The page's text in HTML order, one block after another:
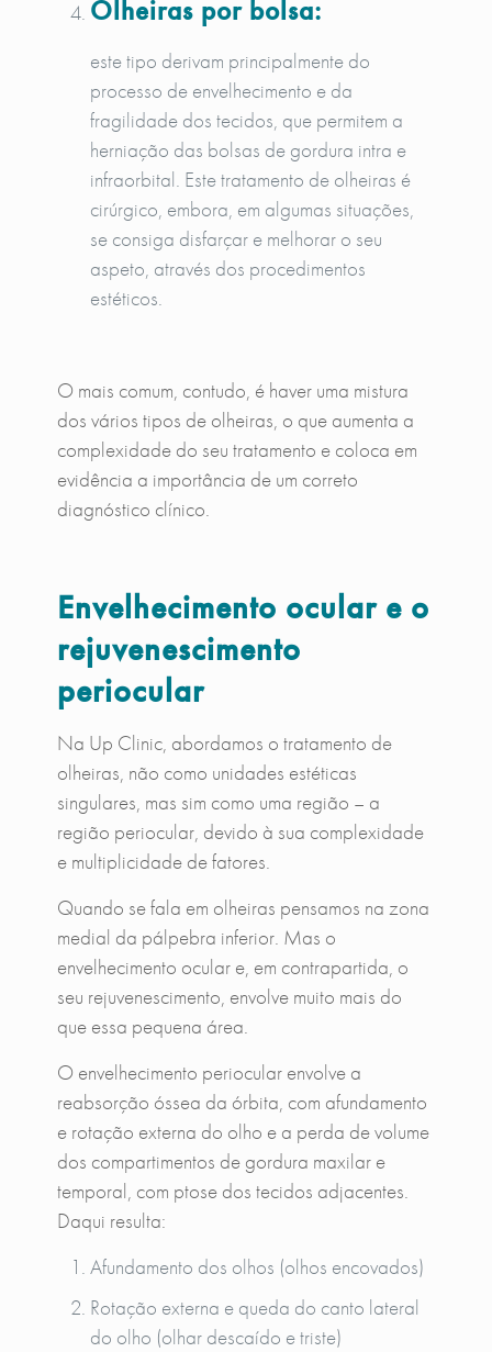
Olheiras por bolsa:
este tipo derivam principalmente do
processo de envelhecimento e da
fragilidade dos tecidos, que permitem a
herniação das bolsas de gordura intra e
infraorbital. Este tratamento de olheiras é
cirúrgico, embora, em algumas situações,
se consiga disfarçar e melhorar o seu
aspeto, através dos procedimentos
estéticos.
O mais comum, contudo, é haver uma mistura
dos vários tipos de olheiras, o que aumenta a
complexidade do seu tratamento e coloca em
evidência a importância de um correto
diagnóstico clínico.
Envelhecimento ocular e o
rejuvenescimento
periocular
Na Up Clinic, abordamos o tratamento de
olheiras, não como unidades estéticas
singulares, mas sim como uma região – a
região periocular, devido à sua complexidade
e multiplicidade de fatores.
Quando se fala em olheiras pensamos na zona
medial da pálpebra inferior. Mas o
envelhecimento ocular e, em contrapartida, o
seu rejuvenescimento, envolve muito mais do
que essa pequena área.
O envelhecimento periocular envolve a
reabsorção óssea da órbita, com afundamento
e rotação externa do olho e a perda de volume
dos compartimentos de gordura maxilar e
temporal, com ptose dos tecidos adjacentes.
Daqui resulta:
Afundamento dos olhos (olhos encovados)
Rotação externa e queda do canto lateral
do olho (olhar descaído e triste)